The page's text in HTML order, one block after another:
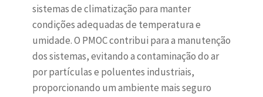
sistemas de climatização para manter
condições adequadas de temperatura e
umidade. O PMOC contribui para a manutenção
dos sistemas, evitando a contaminação do ar
por partículas e poluentes industriais,
proporcionando um ambiente mais seguro